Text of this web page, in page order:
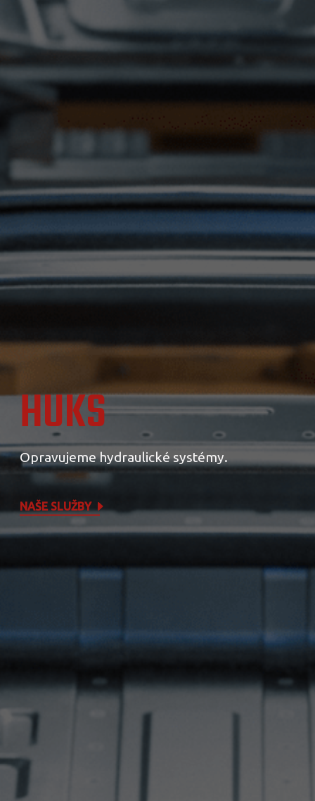
HUKS
Opravujeme hydraulické systémy.
NAŠE SLUŽBY